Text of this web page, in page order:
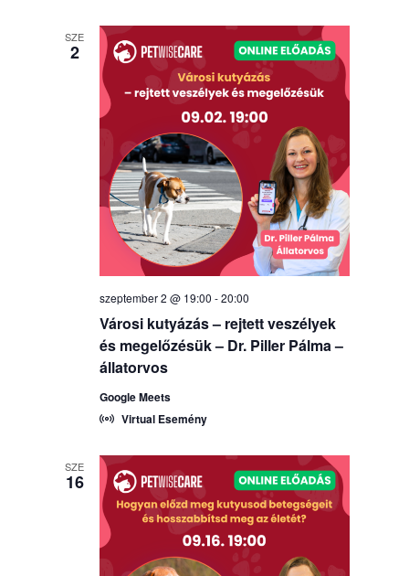
SZE
2
Városi kutyázás – rejtett veszélyek
és megelőzésük – Dr. Piller Pálma –
állatorvos
szeptember 2 @ 19:00 -20:00
Google Meets
Virtual Esemény
SZE
16